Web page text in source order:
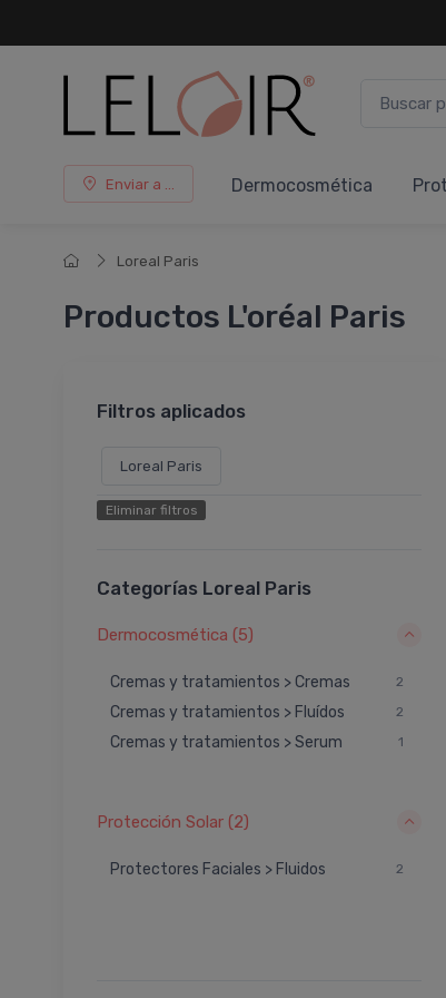
Enviar a ... Dermocosmética
Loreal Paris
Productos L'oréal Paris
Filtros aplicados
Loreal Paris
Eliminar filtros
Categorías Loreal Paris
Dermocosmética (5)
Cremas y tratamientos > Cremas 2
Cremas y tratamientos > Fluí­dos 2
Cremas y tratamientos > Serum 1
Protección Solar (2)
Protectores Faciales > Fluidos 2